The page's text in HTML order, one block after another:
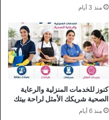
منذ 3 أيام
كنوز للخدمات المنزلية والرعاية
الصحية شريكك الأمثل لراحة بيتك
منذ 6 أيام